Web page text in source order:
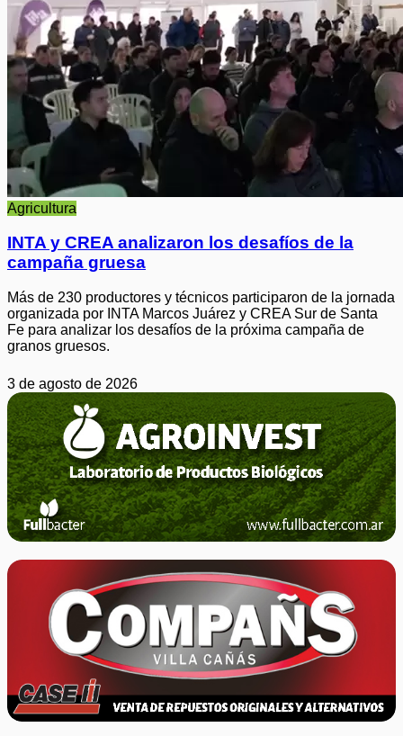
Agricultura
INTA y CREA analizaron los desafíos de la
campaña gruesa
Más de 230 productores y técnicos participaron de la jornada
organizada por INTA Marcos Juárez y CREA Sur de Santa
Fe para analizar los desafíos de la próxima campaña de
granos gruesos.
3 de agosto de 2026